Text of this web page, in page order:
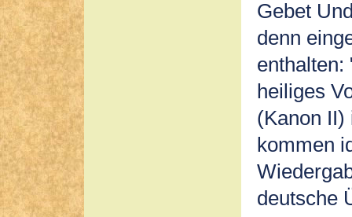
Gebet
denn
enthalten:
heiliges
(Kanon II)
kommen
deutsche